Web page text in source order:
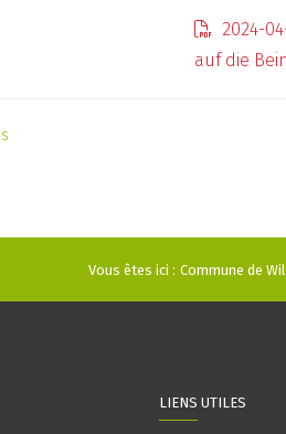
2024-
auf die
Vous êtes ici : Commune de
LIENS UTILES